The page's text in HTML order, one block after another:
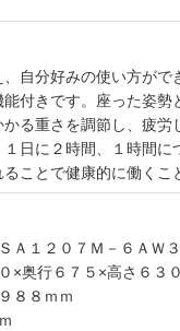
自分好みの使い方がで
付きです。座った姿勢
る重さを調節し、疲労
日に２時間、１時間に
ことで健康的に働くこ
Ａ１２０７Ｍ－６ＡＷ
×奥行６７５×高さ６３
８８ｍｍ